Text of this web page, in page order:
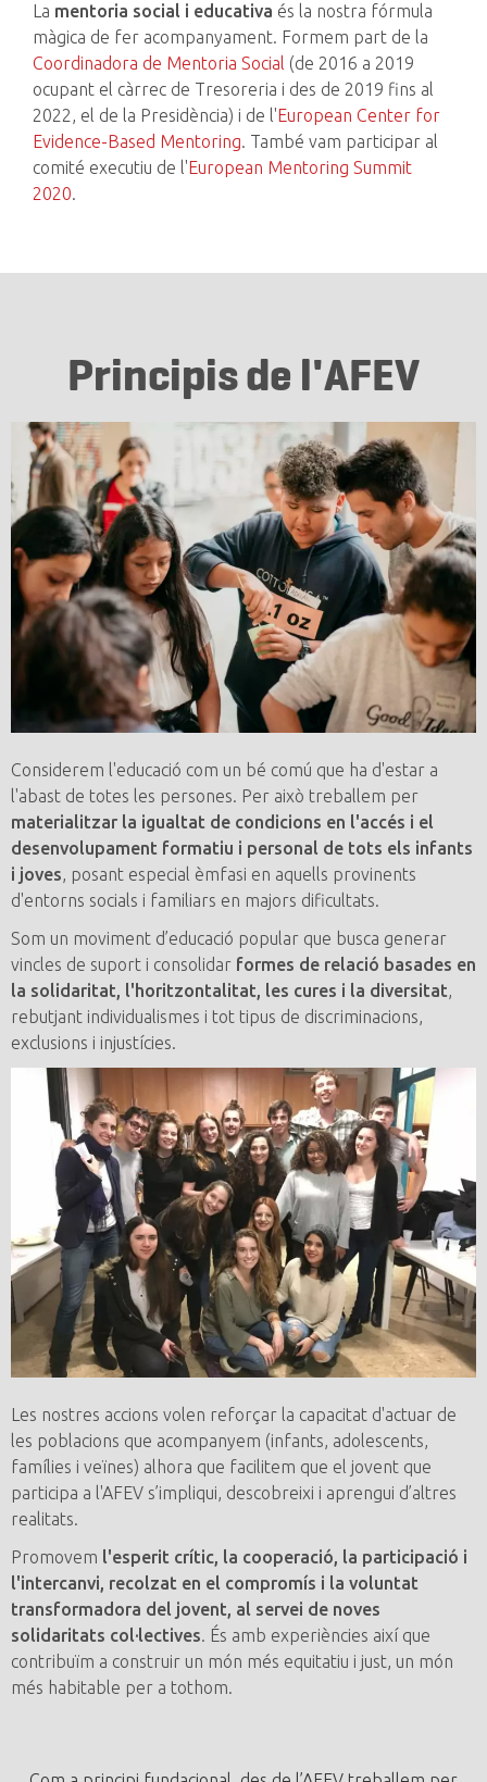
La mentoria social i educativa és la nostra fórmula
màgica de fer acompanyament. Formem part de la
Coordinadora de Mentoria Social (de 2016 a 2019
ocupant el càrrec de Tresoreria i des de 2019 fins al
2022, el de la Presidència) i de l'European Center for
Evidence-Based Mentoring. També vam participar al
comité executiu de l'European Mentoring Summit
2020.
Principis de l'AFEV
Considerem l'educació com un bé comú que ha d'estar a
l'abast de totes les persones. Per això treballem per
materialitzar la igualtat de condicions en l'accés i el
desenvolupament formatiu i personal de tots els infants
i joves, posant especial èmfasi en aquells provinents
d'entorns socials i familiars en majors dificultats.
Som un moviment d’educació popular que busca generar
vincles de suport i consolidar formes de relació basades en
la solidaritat, l'horitzontalitat, les cures i la diversitat,
rebutjant individualismes i tot tipus de discriminacions,
exclusions i injustícies.
Les nostres accions volen reforçar la capacitat d'actuar de
les poblacions que acompanyem (infants, adolescents,
famílies i veïnes) alhora que facilitem que el jovent que
participa a l'AFEV s’impliqui, descobreixi i aprengui d’altres
realitats.
Promovem l'esperit crític, la cooperació, la participació i
l'intercanvi, recolzat en el compromís i la voluntat
transformadora del jovent, al servei de noves
solidaritats col·lectives. És amb experiències així que
contribuïm a construir un món més equitatiu i just, un món
més habitable per a tothom.